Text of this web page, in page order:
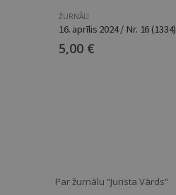
ŽURNĀLI
16. aprīlis 2024 / Nr. 16 (1334)
5,00 €
Par žurnālu “Jurista Vārds”